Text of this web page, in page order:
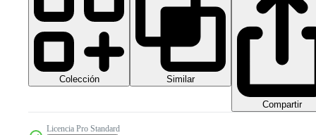
Colección Similar
Compartir
Licencia Pro Standard